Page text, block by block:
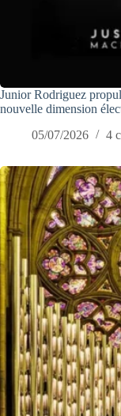
Junior Rodriguez
nouvelle dimension
05/07/2026
4